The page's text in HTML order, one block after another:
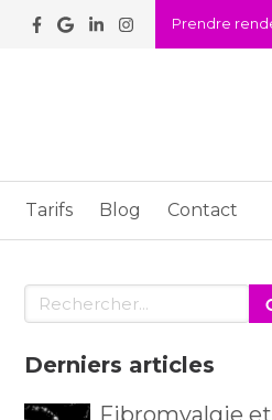
Prendre
Tarifs Blog Contact
Rechercher
Derniers articles
Fibromyalgie et